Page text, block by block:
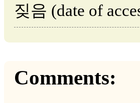
짖음 (date of
Comments: